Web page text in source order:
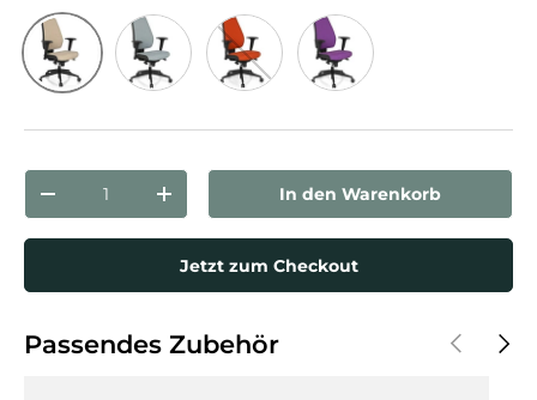
Menge verringernMenge erhöhenIn den Warenkorb
Jetzt zum Checkout
Passendes Zubehör Vorherige